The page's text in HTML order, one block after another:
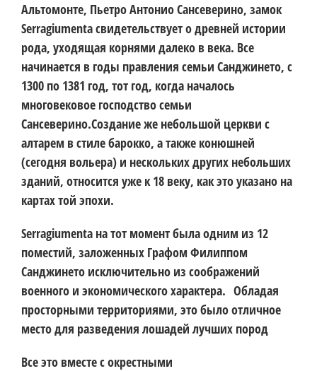
Альтомонте, Пьетро Антонио Сансеверино, замок
Serragiumenta свидетельствует о древней истории
рода, уходящая корнями далеко в века. Все
начинается в годы правления семьи Санджинето, с
1300 по 1381 год, тот год, когда началось
многовековое господство семьи
Сансеверино.Создание же небольшой церкви с
алтарем в стиле барокко, а также конюшней
(сегодня вольера) и нескольких других небольших
зданий, относится уже к 18 веку, как это указано на
картах той эпохи.
Serragiumenta на тот момент была одним из 12
поместий, заложенных Графом Филиппом
Санджинето исключительно из соображений
военного и экономического характера. Обладая
просторными территориями, это было отличное
место для разведения лошадей лучших пород
Все это вместе с окрестными